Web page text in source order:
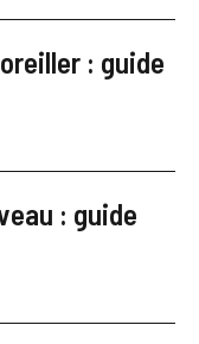
: guide
: guide